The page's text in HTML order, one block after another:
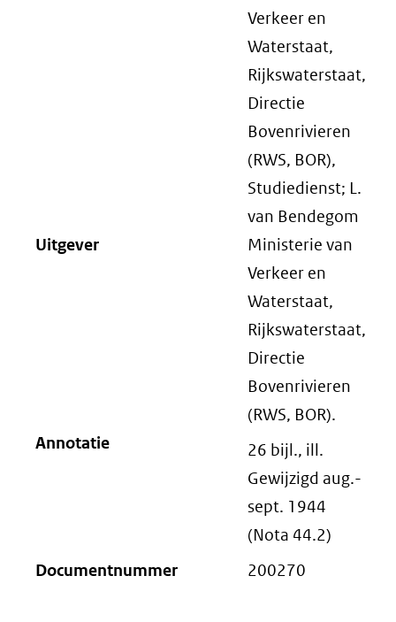
Verkeer en
Waterstaat,
Rijkswaterstaat,
Directie
Bovenrivieren
(RWS, BOR),
Studiedienst; L.
van Bendegom
Uitgever
Ministerie van
Verkeer en
Waterstaat,
Rijkswaterstaat,
Directie
Bovenrivieren
(RWS, BOR).
Annotatie
26 bijl., ill.
Gewijzigd aug.-
sept. 1944
(Nota 44.2)
Documentnummer
200270